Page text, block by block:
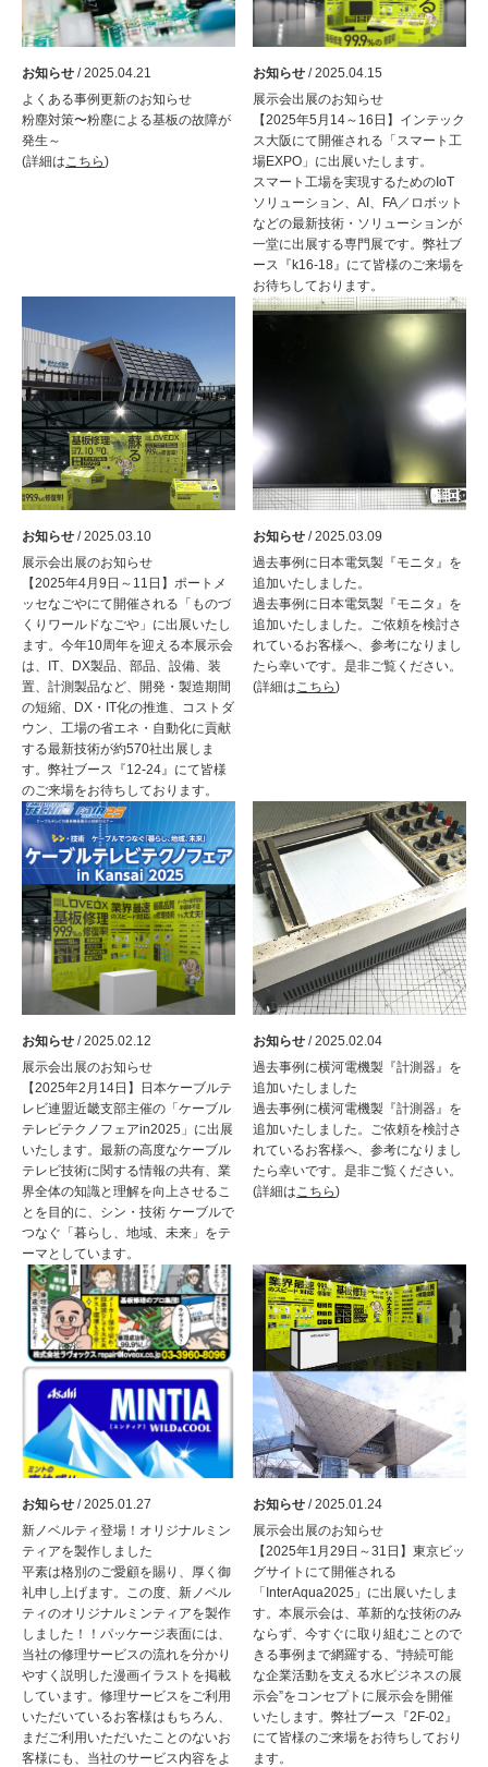
お知らせ / 2025.04.21
よくある事例更新のお知らせ
粉塵対策〜粉塵による基板の故障が
発生～
(詳細はこちら)
お知らせ / 2025.04.15
展示会出展のお知らせ
【2025年5月14～16日】インテック
ス大阪にて開催される「スマート工
場EXPO」に出展いたします。
スマート工場を実現するためのIoT
ソリューション、AI、FA／ロボット
などの最新技術・ソリューションが
一堂に出展する専門展です。弊社ブ
ース『k16-18』にて皆様のご来場を
お待ちしております。
お知らせ / 2025.03.10
展示会出展のお知らせ
【2025年4月9日～11日】ポートメ
ッセなごやにて開催される「ものづ
くりワールドなごや」に出展いたし
ます。今年10周年を迎える本展示会
は、IT、DX製品、部品、設備、装
置、計測製品など、開発・製造期間
の短縮、DX・IT化の推進、コストダ
ウン、工場の省エネ・自動化に貢献
する最新技術が約570社出展しま
す。弊社ブース『12-24』にて皆様
のご来場をお待ちしております。
お知らせ / 2025.03.09
過去事例に日本電気製『モニタ』を
追加いたしました。
過去事例に日本電気製『モニタ』を
追加いたしました。ご依頼を検討さ
れているお客様へ、参考になりまし
たら幸いです。是非ご覧ください。
(詳細はこちら)
お知らせ / 2025.02.12
展示会出展のお知らせ
【2025年2月14日】日本ケーブルテ
レビ連盟近畿支部主催の「ケーブル
テレビテクノフェアin2025」に出展
いたします。最新の高度なケーブル
テレビ技術に関する情報の共有、業
界全体の知識と理解を向上させるこ
とを目的に、シン・技術 ケーブルで
つなぐ「暮らし、地域、未来」をテ
ーマとしています。
お知らせ / 2025.02.04
過去事例に横河電機製『計測器』を
追加いたしました
過去事例に横河電機製『計測器』を
追加いたしました。ご依頼を検討さ
れているお客様へ、参考になりまし
たら幸いです。是非ご覧ください。
(詳細はこちら)
お知らせ / 2025.01.27
新ノベルティ登場！オリジナルミン
ティアを製作しました
平素は格別のご愛顧を賜り、厚く御
礼申し上げます。この度、新ノベル
ティのオリジナルミンティアを製作
しました！！パッケージ表面には、
当社の修理サービスの流れを分かり
やすく説明した漫画イラストを掲載
しています。修理サービスをご利用
いただいているお客様はもちろん、
まだご利用いただいたことのないお
客様にも、当社のサービス内容をよ
お知らせ / 2025.01.24
展示会出展のお知らせ
【2025年1月29日～31日】東京ビッ
グサイトにて開催される
「InterAqua2025」に出展いたしま
す。本展示会は、革新的な技術のみ
ならず、今すぐに取り組むことので
きる事例まで網羅する、“持続可能
な企業活動を支える水ビジネスの展
示会”をコンセプトに展示会を開催
いたします。弊社ブース『2F-02』
にて皆様のご来場をお待ちしており
ます。